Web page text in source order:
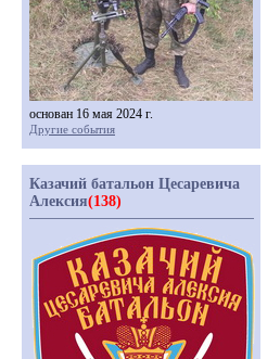
основан 16 мая 2024 г.
Другие события
Казачий батальон Цесаревича
Алексия(138)